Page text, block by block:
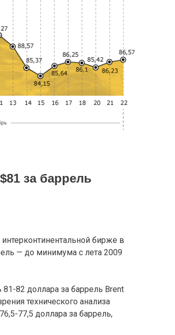
за баррель
бирже в
— до минимума с лета 2009
82 доллара за баррель Brent
технического анализа
77,5 доллара за баррель,